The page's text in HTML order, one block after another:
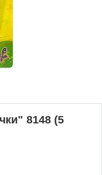
8148 (5